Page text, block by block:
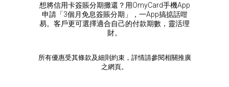
想將信用卡簽賬分期攤還？用OmyCard手機App
申請「3個月免息簽賬分期」，一App搞掂話咁
易。客戶更可選擇適合自己的付款期數，靈活理
財。
所有優惠受其條款及細則約束，詳情請參閱相關推廣
之網頁。